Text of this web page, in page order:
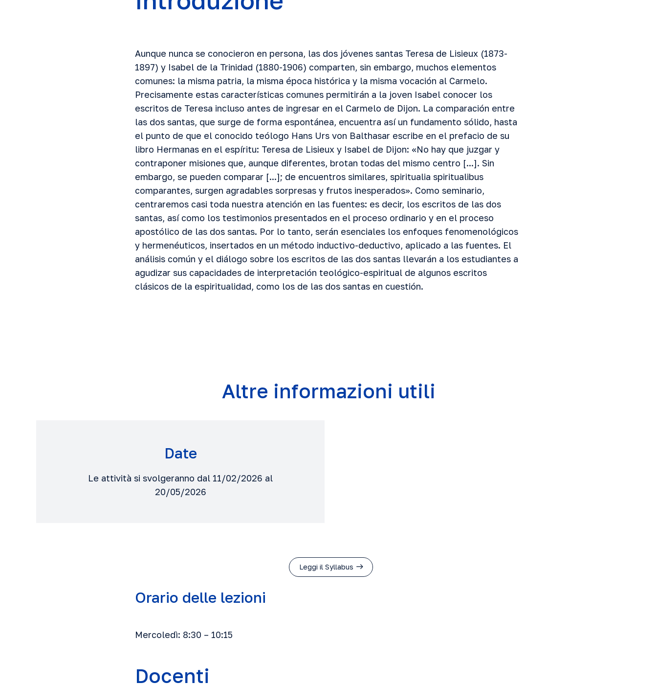
Aunque nunca se conocieron en persona, las dos jóvenes santas Teresa de Lisieux (1873-
1897) y Isabel de la Trinidad (1880-1906) comparten, sin embargo, muchos elementos
comunes: la misma patria, la misma época histórica y la misma vocación al Carmelo.
Precisamente estas características comunes permitirán a la joven Isabel conocer los
escritos de Teresa incluso antes de ingresar en el Carmelo de Dijon. La comparación entre
las dos santas, que surge de forma espontánea, encuentra así un fundamento sólido, hasta
el punto de que el conocido teólogo Hans Urs von Balthasar escribe en el prefacio de su
libro Hermanas en el espíritu: Teresa de Lisieux y Isabel de Dijon: «No hay que juzgar y
contraponer misiones que, aunque diferentes, brotan todas del mismo centro [...]. Sin
embargo, se pueden comparar [...]; de encuentros similares, spiritualia spiritualibus
comparantes, surgen agradables sorpresas y frutos inesperados». Como seminario,
centraremos casi toda nuestra atención en las fuentes: es decir, los escritos de las dos
santas, así como los testimonios presentados en el proceso ordinario y en el proceso
apostólico de las dos santas. Por lo tanto, serán esenciales los enfoques fenomenológicos
y hermenéuticos, insertados en un método inductivo-deductivo, aplicado a las fuentes. El
análisis común y el diálogo sobre los escritos de las dos santas llevarán a los estudiantes a
agudizar sus capacidades de interpretación teológico-espiritual de algunos escritos
clásicos de la espiritualidad, como los de las dos santas en cuestión.
Altre informazioni utili
Date
Le attività si svolgeranno dal 11/02/2026 al
20/05/2026
Leggi il Syllabus
Orario delle lezioni
Mercoledì: 8:30 – 10:15
Docenti